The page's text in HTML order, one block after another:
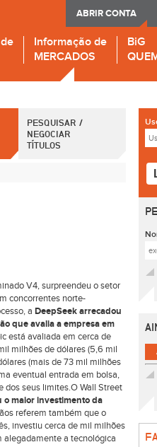
ABRIR CONTA
Informação de
MERCADOS
BiG
PESQUISAR /
NEGOCIAR
TÍTULOS
V4, surpreendeu o setor
concorrentes norte-
a DeepSeek arrecadou
que avalia a empresa em
está avaliada em cerca de
milhões de dólares (5,6 mil
(mais de 73 mil milhões
eventual entrada em bolsa,
dos seus limites.O Wall Street
o maior investimento da
referem também que o
investiu cerca de mil milhões
alegadamente a tecnológica